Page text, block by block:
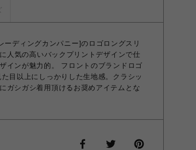
ディングカンパニー]のロゴロングスリ
人気の高いバックプリントデザインで仕
インが魅力的。 フロントのブランドロゴ
目以上にしっかりした生地感。クラシッ
ガシガシ着用頂けるお奨めアイテムとな